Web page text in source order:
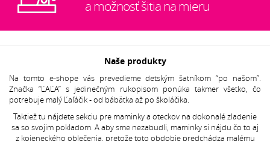
a možnosť šitia na mieru
Naše produkty
Na tomto e-shope vás prevedieme detským šatníkom “po našom”.
Značka “ĽAĽA” s jedinečným rukopisom ponúka takmer všetko, čo
potrebuje malý Ľaľáčik - od bábätka až po školáčika.
Taktiež tu nájdete sekciu pre maminky a oteckov na dokonalé zladenie
sa so svojim pokladom. A aby sme nezabudli, maminky si nájdu čo to aj
z kojeneckého oblečenia, pretože toto obdobie predchádza malému